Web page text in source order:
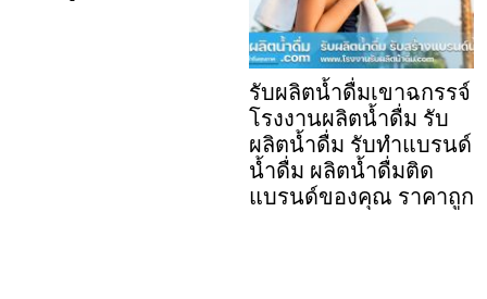
รับผลิตน้ำดื่มเขาฉกรรจ์
โรงงานผลิตน้ำดื่ม รับ
ผลิตน้ำดื่ม รับทำแบรนด์
น้ำดื่ม ผลิตน้ำดื่มติด
แบรนด์ของคุณ ราคาถูก